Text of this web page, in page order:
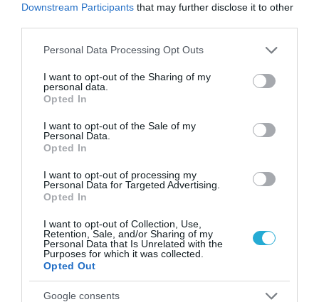
Downstream Participants that may further disclose it to other
Please note that this website/app uses one or more Google
not limited to your visit or usage behaviour. You may click to
grant or deny consent to Google and its third-party tags to
use your data for below specified purposes in below Google
consent section.
Personal Data Processing Opt Outs
I want to opt-out of the Sharing of my
personal data.
Opted In
I want to opt-out of the Sale of my
Personal Data.
Opted In
I want to opt-out of processing my
Personal Data for Targeted Advertising.
Opted In
I want to opt-out of Collection, Use,
Retention, Sale, and/or Sharing of my
Personal Data that Is Unrelated with the
Purposes for which it was collected.
Opted Out
Google consents
Ο καφές μπορεί να καταπολέμα τον καρκίνο
του προστάτη;
Πρόσφατη μελέτη του πανεπιστημίου του Χάρβαρντ
διαπίστωσε ότι ο καφές μπορεί να ελαττώνει ακόμα και ως
60% την πιθανότητα για εμφάνιση καρκίνου του προστάτη.
Συγκεκριμένα, όπως αναφέρθηκε, 50.000 άνδρες οι οποίοι
κατανάλωναν καφέ εμφάνισαν μικρότερα ποσοστά εμφάνισης
καρκίνου του προστάτη. Όπως είναι γνωστό ο καφές
περιέχει αντιοξειδωτικές ουσίες, επιδρά στο τρόπο με τον […]
12:00